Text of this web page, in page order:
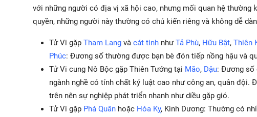
với những người có địa vị xã hội cao, nhưng mối quan hệ thường
quyền, những người này thường có chủ kiến riêng và không dễ
Tử Vi gặp Tham Lang và cát tinh nhưTả Phù, Hữu Bật, Thiên
Phúc: Đương số thường được bạn bè đón tiếp nồng hậu và
Tử Vi cung Nô Bộc gặp Thiên Tướng tại Mão, Dậu: Đương số
ngành nghề có tính chất kỷ luật cao như công an, quân
trên nên sự nghiệp phát triển nhanh như diều gặp gió.
Tử Vi gặp Phá Quân hoặc Hóa Kỵ, Kình Dương: Thường có